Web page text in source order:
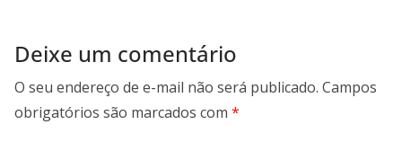
Deixe um comentário
O seu endereço de e-mail não será publicado. Campos
obrigatórios são marcados com *